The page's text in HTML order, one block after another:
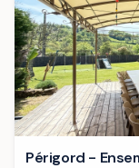
Périgord -